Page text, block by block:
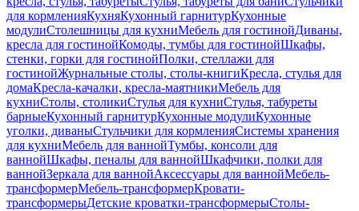
для кормленияКухняКухонный гарнитурКухонные
модулиСтолешницы для кухниМебель для гостинойДиваны,
кресла для гостинойКомоды, тумбы для гостинойШкафы,
стенки, горки для гостинойПолки, стеллажи для
гостинойЖурнальные столы, столы-книгиКресла, стулья для
домаКресла-качалки, кресла-маятникиМебель для
кухниСтолы, столикиСтулья для кухниСтулья, табуреты
барныеКухонный гарнитурКухонные модулиКухонные
уголки, диваныСтульчики для кормленияСистемы хранения
для кухниМебель для ваннойТумбы, консоли для
ваннойШкафы, пеналы для ваннойШкафчики, полки для
ваннойЗеркала для ваннойАксессуары для ваннойМебель-
трансформерМебель-трансформерКровати-
трансформерыДетские кроватки-трансформерыСтолы-